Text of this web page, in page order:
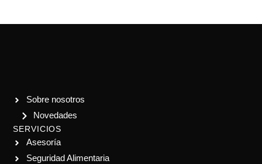
Sobre nosotros
Novedades
SERVICIOS
Asesoría
Seguridad Alimentaria